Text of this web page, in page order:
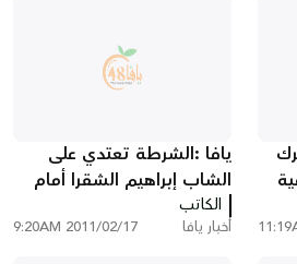
يافا :الشرطة تعتدي على
الشاب إبراهيم الشقرا أمام
أعين المارة وتهدده
بالاغتصاب
الكاتب
أخبار يافا 2011/02/17 9:20AM